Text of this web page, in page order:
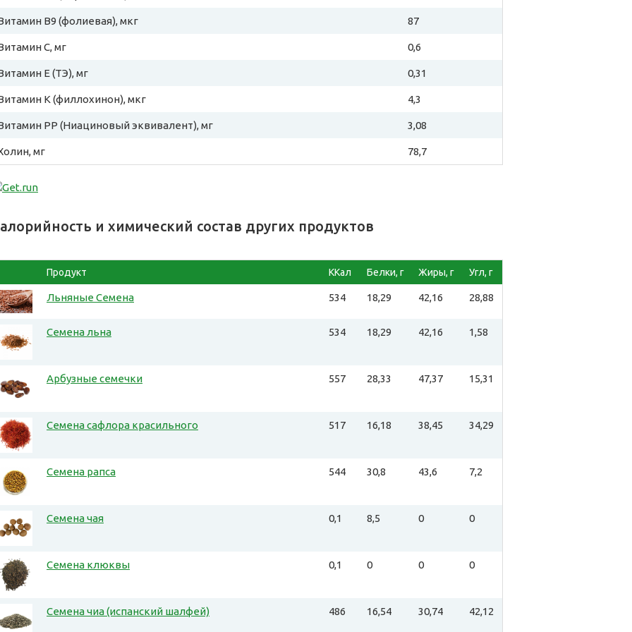
B9 (фолиевая), мкг 87
C, мг 0,6
E (ТЭ), мг 0,31
К (филлохинон), мкг 4,3
PP (Ниациновый эквивалент), мг 3,08
мг 78,7
и химический состав других продуктов
Продукт ККал Белки, г Жиры, г Угл, г
Льняные Семена 534 18,29 42,16 28,88
Семена льна 534 18,29 42,16 1,58
Арбузные семечки 557 28,33 47,37 15,31
Семена сафлора красильного 517 16,18 38,45 34,29
Семена рапса 544 30,8 43,6 7,2
Семена чая 0,1 8,5 0 0
Семена клюквы 0,1 0 0 0
Семена чиа (испанский шалфей) 486 16,54 30,74 42,12